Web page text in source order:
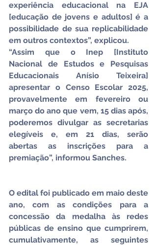
experiência educacional na EJA
[educação de jovens e adultos] é a
possibilidade de sua replicabilidade
em outros contextos”, explicou.
“Assim que o Inep [Instituto
Nacional de Estudos e Pesquisas
Educacionais Anísio Teixeira]
apresentar o Censo Escolar 2025,
provavelmente em fevereiro ou
março do ano que vem, 15 dias após,
poderemos divulgar as secretarias
elegíveis e, em 21 dias, serão
abertas as inscrições para a
premiação”, informou Sanches.
O edital foi publicado em maio deste
ano, com as condições para a
concessão da medalha às redes
públicas de ensino que cumprirem,
cumulativamente, as seguintes